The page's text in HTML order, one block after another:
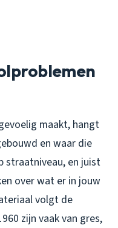
maakt, hangt
en waar die
straatniveau, en juist
over wat er in jouw
volgt de
zijn vaak van gres,